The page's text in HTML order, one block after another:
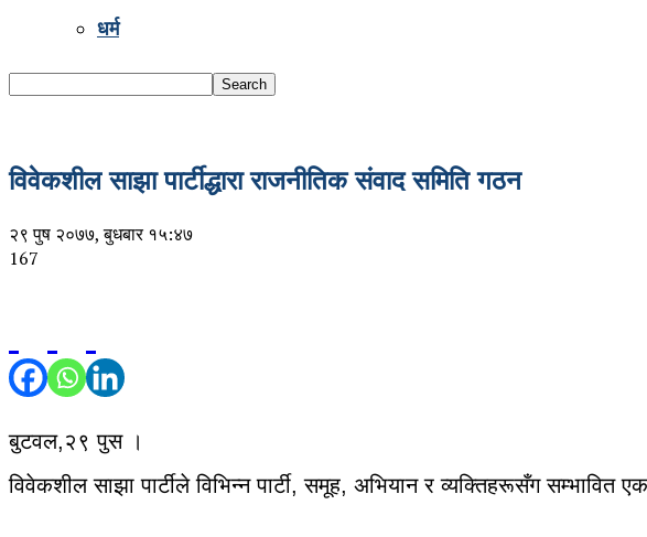
धर्म
विवेकशील साझा पार्टीद्धारा राजनीतिक संवाद समिति गठन
२९ पुष २०७७, बुधबार १५:४७
167
बुटवल,२९ पुस ।
विवेकशील साझा पार्टीले विभिन्न पार्टी, समूह, अभियान र व्यक्तिहरूसँग सम्भावित